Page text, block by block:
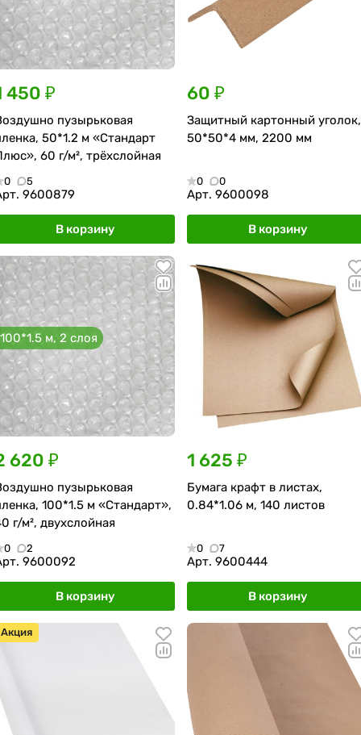
450 ₽
пузырьковая
50*1.2 м «Стандарт
60 г/м², трёхслойная
0 5
9600879
В корзину
60 ₽
Защитный картонный уголок,
50*50*4 мм, 2200 мм
0 0
Арт. 9600098
В корзину
100*1.5 м, 2 слоя
620 ₽
пузырьковая
100*1.5 м «Стандарт»,
г/м², двухслойная
0 2
9600092
В корзину
1 625 ₽
Бумага крафт в листах,
0.84*1.06 м, 140 листов
0 7
Арт. 9600444
В корзину
Акция